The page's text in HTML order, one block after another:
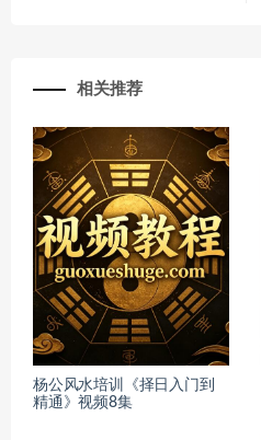
相关推荐
杨公风水培训《择日入门到
精通》视频8集